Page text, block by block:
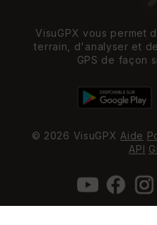
VisuGPX vous permet
terrain, d'analyser et
GPS de façon
© 2026 VisuGPX Aide
API